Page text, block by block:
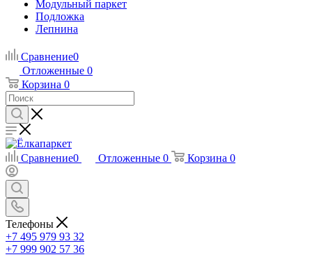
Модульный паркет
Подложка
Лепнина
Сравнение0
Отложенные 0
Корзина 0
Сравнение0 Отложенные 0 Корзина 0
Телефоны
+7 495 979 93 32
+7 999 902 57 36